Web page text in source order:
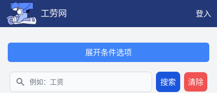
工劳网
登入
展开条件选项
搜索
搜索 清除